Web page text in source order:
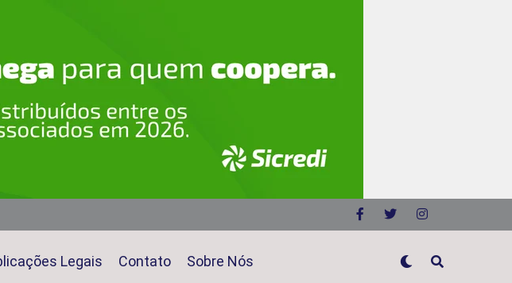
Legais Contato Sobre Nós